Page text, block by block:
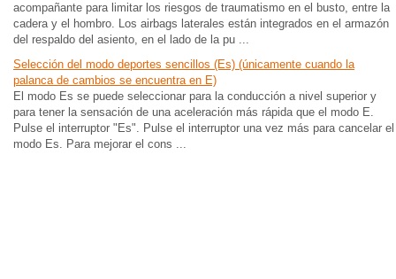
acompañante para limitar los riesgos de traumatismo en el busto, entre la
cadera y el hombro. Los airbags laterales están integrados en el armazón
del respaldo del asiento, en el lado de la pu ...
Selección del modo deportes sencillos (Es) (únicamente cuando la
palanca de cambios se encuentra en E)
El modo Es se puede seleccionar para la conducción a nivel superior y
para tener la sensación de una aceleración más rápida que el modo E.
Pulse el interruptor "Es". Pulse el interruptor una vez más para cancelar el
modo Es. Para mejorar el cons ...